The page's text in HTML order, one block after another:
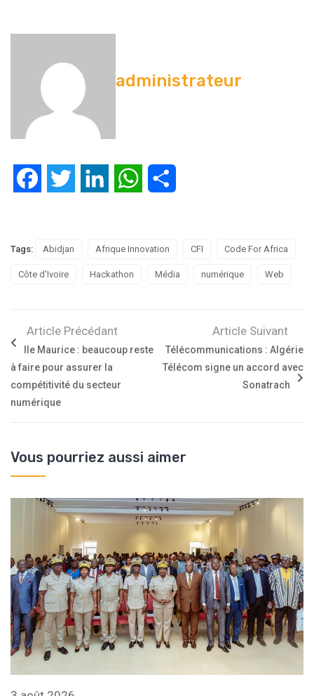
administrateur
FacebookTwitter LinkedIn WhatsApp
Tags: Abidjan Afrique Innovation CFI Code For Africa
Côte d'Ivoire Hackathon Média numérique Web
Article Précédant
Ile Maurice : beaucoup reste
à faire pour assurer la
compétitivité du secteur
numérique
Article Suivant
Télécommunications : Algérie
Télécom signe un accord avec
Sonatrach
Vous pourriez aussi aimer